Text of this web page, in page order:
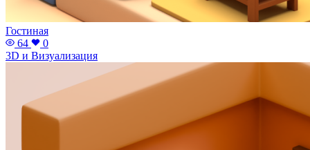
Гостиная
64
0
3D и Визуализация